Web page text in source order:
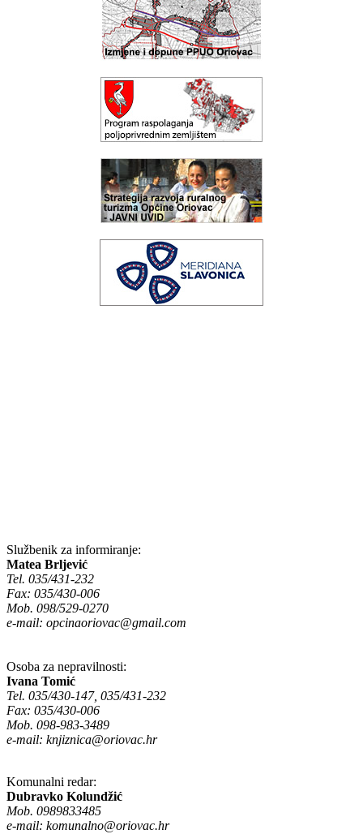
Službenik za informiranje:
Matea Brljević
Tel. 035/431-232
Fax: 035/430-006
Mob. 098/529-0270
e-mail: opcinaoriovac@gmail.com
Osoba za nepravilnosti:
Ivana Tomić
Tel. 035/430-147, 035/431-232
Fax: 035/430-006
Mob. 098-983-3489
e-mail: knjiznica@oriovac.hr
Komunalni redar:
Dubravko Kolundžić
Mob. 0989833485
e-mail: komunalno@oriovac.hr